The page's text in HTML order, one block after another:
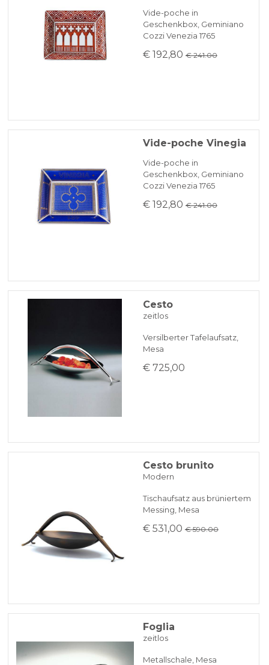
Vide-poche in
Geschenkbox, Geminiano
Cozzi Venezia 1765
€ 192,80 € 241.00
Vide-poche Vinegia
Vide-poche in
Geschenkbox, Geminiano
Cozzi Venezia 1765
€ 192,80 € 241.00
Cesto
zeitlos
Versilberter Tafelaufsatz,
Mesa
€ 725,00
Cesto brunito
Modern
Tischaufsatz aus brüniertem
Messing, Mesa
€ 531,00 € 590.00
Foglia
zeitlos
Metallschale, Mesa